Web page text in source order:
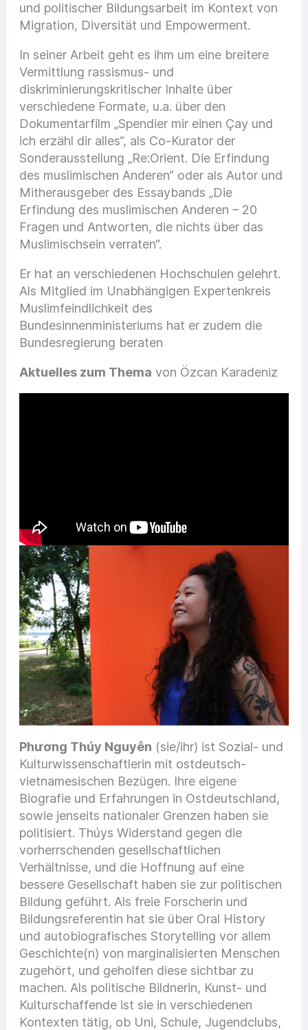
und politischer Bildungsarbeit im Kontext von
Migration, Diversität und Empowerment.
In seiner Arbeit geht es ihm um eine breitere
Vermittlung rassismus- und
diskriminierungskritischer Inhalte über
verschiedene Formate, u.a. über den
Dokumentarfilm „Spendier mir einen Çay und
ich erzähl dir alles“, als Co-Kurator der
Sonderausstellung „Re:Orient. Die Erfindung
des muslimischen Anderen“ oder als Autor und
Mitherausgeber des Essaybands „Die
Erfindung des muslimischen Anderen – 20
Fragen und Antworten, die nichts über das
Muslimischsein verraten“.
Er hat an verschiedenen Hochschulen gelehrt.
Als Mitglied im Unabhängigen Expertenkreis
Muslimfeindlichkeit des
Bundesinnenministeriums hat er zudem die
Bundesregierung beraten
Aktuelles zum Thema von Özcan Karadeniz
Phương Thúy Nguyễn (sie/ihr) ist Sozial- und
Kulturwissenschaftlerin mit ostdeutsch-
vietnamesischen Bezügen. Ihre eigene
Biografie und Erfahrungen in Ostdeutschland,
sowie jenseits nationaler Grenzen haben sie
politisiert. Thúys Widerstand gegen die
vorherrschenden gesellschaftlichen
Verhältnisse, und die Hoffnung auf eine
bessere Gesellschaft haben sie zur politischen
Bildung geführt. Als freie Forscherin und
Bildungsreferentin hat sie über Oral History
und autobiografisches Storytelling vor allem
Geschichte(n) von marginalisierten Menschen
zugehört, und geholfen diese sichtbar zu
machen. Als politische Bildnerin, Kunst- und
Kulturschaffende ist sie in verschiedenen
Kontexten tätig, ob Uni, Schule, Jugendclubs,